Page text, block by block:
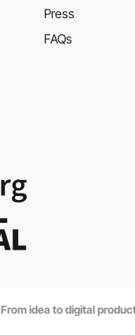
Press
FAQs
From idea to digital